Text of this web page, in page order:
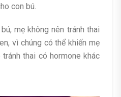
con bú.
mẹ không nên tránh thai
vì chúng có thể khiến mẹ
tránh thai có hormone khác